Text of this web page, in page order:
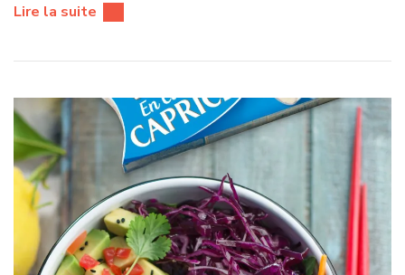
Lire la suite